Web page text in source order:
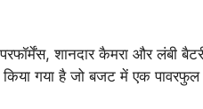
शानदार कैमरा और
किया गया है जो बजट में एक